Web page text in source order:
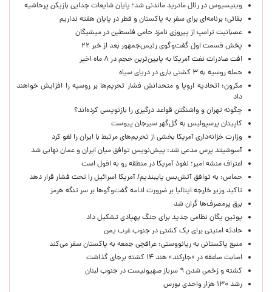
وینیسیوس در رئال مادرید ماندنی شد؛ پایان شایعات جدایی بازیکن پرحاشیه
بقائی: برنامه‌ای برای سفر به پاکستان و قطر در پایان هفته نداریم
عصبانیت ترامپ از پیروزی نامزد حامی فلسطین در میشیگان
پخش قسمت اول گفت‌وگوی رئیس‌جمهور بعد از خبر ۲۲
افت صادرات نفت آمریکا به پایین‌ترین حجم در ۸ ماه اخیر
حمله روسیه به ۳ کشتی باری در دریای سیاه
مکرون: اتحادیه اروپا و متحدانش فشار تحریم‌ها بر روسیه را افزایش خواهند
داد
چگونه تهران و واشنگتن قواعد درگیری را بازنویسی کرده‌اند؟
کاپیتان پرسپولیس به گل‌گهر سیرجان پیوست
وزارت خزانه‌داری آمریکا بخشی از تحریم‌های مرتبط با ایران را لغو کرد
آسوشیتد پرس مدعی شد: پیش‌نویس توافق میان ایران و عمان نهایی شد
اعتراف منشه امیر؛ نفوذ آمریکا در منطقه رو به افول است
حماس: به توافق آتش‌بس پایبندیم/ آمریکا اسرائیل را تحت فشار قرار دهد
تاکید وزیر خارجه ایتالیا بر ضرورت ادامه گفت‌وگوها بر سر تنگه هرمز
برق پرمصرف‌ها گران شد
پوتین یگان نظامی جدید برای جنگ پهپادی تشکیل داد
حادثه امنیتی برای یک کشتی در جنوب غرب یمن
منبع پاکستانی به ریانووستی: عراقچی جمعه به پاکستان سفر می‌کند
اصابت صاعقه در «جارکند» هند ۱۴ کشته برجای گذاشت
کشته و زخمی شدن ۹ سرباز صهیونیست در جنوب لبنان
رشد ۱۳۰ هزار واحدی بورس